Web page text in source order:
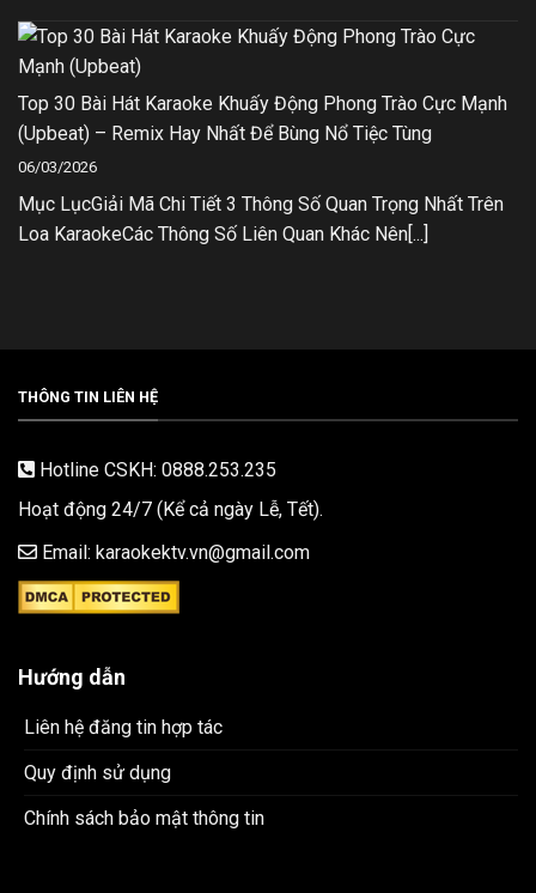
Top 30 Bài Hát Karaoke Khuấy Động Phong Trào Cực Mạnh
(Upbeat) – Remix Hay Nhất Để Bùng Nổ Tiệc Tùng
06/03/2026
Mục LụcGiải Mã Chi Tiết 3 Thông Số Quan Trọng Nhất Trên
Loa KaraokeCác Thông Số Liên Quan Khác Nên[...]
THÔNG TIN LIÊN HỆ
Hotline CSKH: 0888.253.235
Hoạt động 24/7 (Kể cả ngày Lễ, Tết).
Email: karaokektv.vn@gmail.com
Hướng dẫn
Liên hệ đăng tin hợp tác
Quy định sử dụng
Chính sách bảo mật thông tin